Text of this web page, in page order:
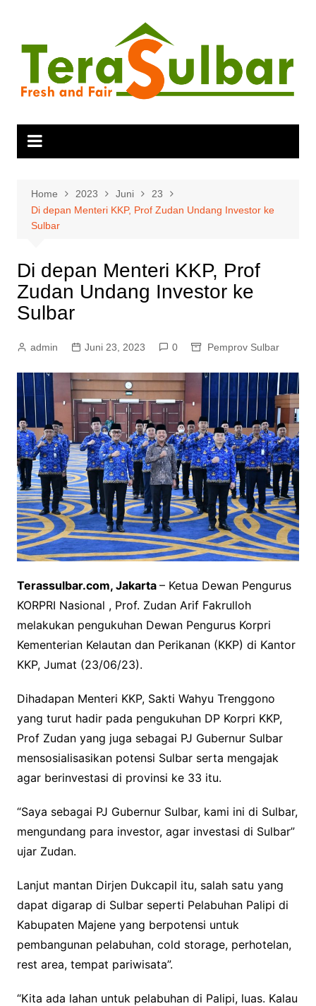
content
Home 2023 Juni
23
Di depan Menteri KKP, Prof Zudan Undang Investor ke
Sulbar
Di depan Menteri KKP, Prof
Zudan Undang Investor ke
Sulbar
admin Juni 23, 2023 0 Pemprov Sulbar
Terassulbar.com, Jakarta – Ketua Dewan Pengurus
KORPRI Nasional , Prof. Zudan Arif Fakrulloh
melakukan pengukuhan Dewan Pengurus Korpri
Kementerian Kelautan dan Perikanan (KKP) di Kantor
KKP, Jumat (23/06/23).
Dihadapan Menteri KKP, Sakti Wahyu Trenggono
yang turut hadir pada pengukuhan DP Korpri KKP,
Prof Zudan yang juga sebagai PJ Gubernur Sulbar
mensosialisasikan potensi Sulbar serta mengajak
agar berinvestasi di provinsi ke 33 itu.
“Saya sebagai PJ Gubernur Sulbar, kami ini di Sulbar,
mengundang para investor, agar investasi di Sulbar”
ujar Zudan.
Lanjut mantan Dirjen Dukcapil itu, salah satu yang
dapat digarap di Sulbar seperti Pelabuhan Palipi di
Kabupaten Majene yang berpotensi untuk
pembangunan pelabuhan, cold storage, perhotelan,
rest area, tempat pariwisata”.
“Kita ada lahan untuk pelabuhan di Palipi, luas. Kalau